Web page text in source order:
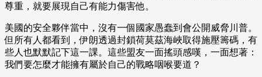
尊重，就要展現自己有能力傷害他。
美國的安全夥伴當中，沒有一個國家愚蠢到會公開威脅川普。
但所有人都看到，伊朗透過封鎖荷莫茲海峽取得施壓籌碼，有
些人也默默記下這一課。這些盟友一面搖頭感嘆，一面想著：
我們要怎麼才能擁有屬於自己的戰略咽喉要道？